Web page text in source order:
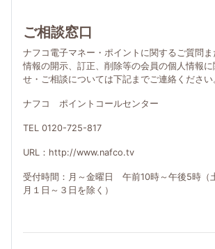
ご相談窓口
ナフコ電子マネー・ポイントに関するご質問ま
情報の開示、訂正、削除等の会員の個人情報
せ・ご相談については下記までご連絡ください
ナフコ ポイントコールセンター
TEL 0120-725-817
URL：http://www.nafco.tv
受付時間：月～金曜日 午前10時～午後5時（
月１日～３日を除く）